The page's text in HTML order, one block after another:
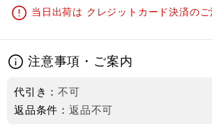
当日出荷は クレジットカード決済のご
注意事項・ご案内
代引き：不可
返品条件： 返品不可